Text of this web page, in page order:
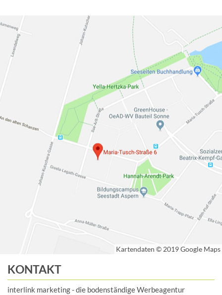
KONTAKT
interlink marketing - die bodenständige Werbeagentur